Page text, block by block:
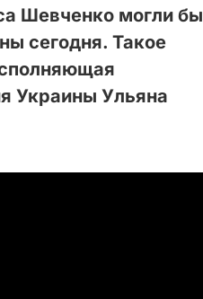
Шевченко могли бы
сегодня. Такое
Украины Ульяна